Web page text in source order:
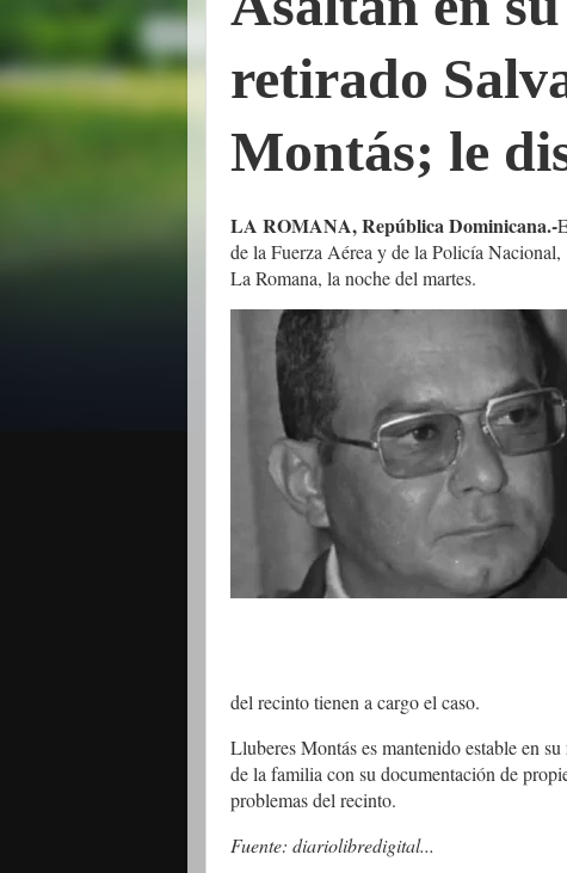
retirado
Montás; le
LA ROMANA, República Dominicana.-
de la Fuerza Aérea y de la Policía Nacional,
La Romana, la noche del martes.
del recinto tienen a cargo el caso.
Lluberes Montás es mantenido estable en
de la familia con su documentación de
problemas del recinto.
Fuente: diariolibredigital...